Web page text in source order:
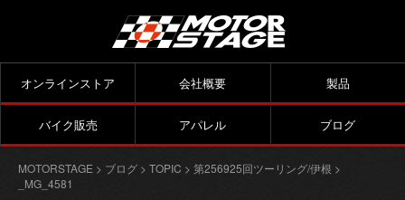
オンラインストア 会社概要 製品
バイク販売 アパレル ブログ
MOTORSTAGE > ブログ > TOPIC > 第256925回ツーリング/伊根 >
_MG_4581